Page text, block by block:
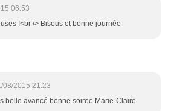
06:53
!<br /> Bisous et bonne journée
08/2015 21:23
belle avancé bonne soiree Marie-Claire